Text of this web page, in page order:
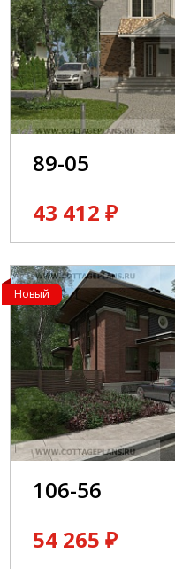
89-05
43 412 ₽
Новый
106-56
54 265 ₽